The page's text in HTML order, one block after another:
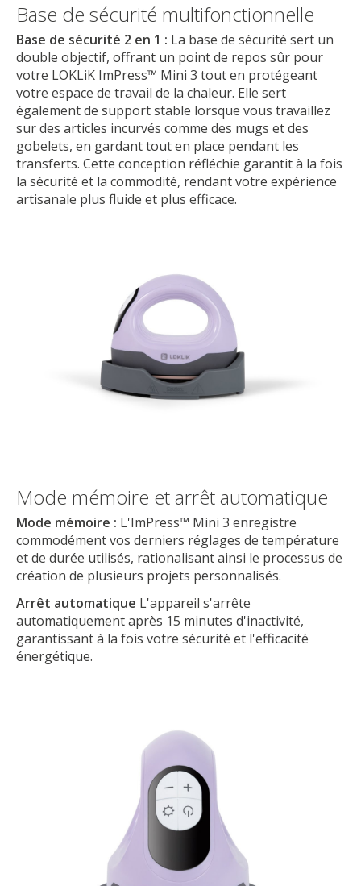
Base de sécurité multifonctionnelle
Base de sécurité 2 en 1 : La base de sécurité sert un
double objectif, offrant un point de repos sûr pour
votre LOKLiK ImPress™ Mini 3 tout en protégeant
votre espace de travail de la chaleur. Elle sert
également de support stable lorsque vous travaillez
sur des articles incurvés comme des mugs et des
gobelets, en gardant tout en place pendant les
transferts. Cette conception réfléchie garantit à la fois
la sécurité et la commodité, rendant votre expérience
artisanale plus fluide et plus efficace.
Mode mémoire et arrêt automatique
Mode mémoire : L'ImPress™ Mini 3 enregistre
commodément vos derniers réglages de température
et de durée utilisés, rationalisant ainsi le processus de
création de plusieurs projets personnalisés.
Arrêt automatique L'appareil s'arrête
automatiquement après 15 minutes d'inactivité,
garantissant à la fois votre sécurité et l'efficacité
énergétique.